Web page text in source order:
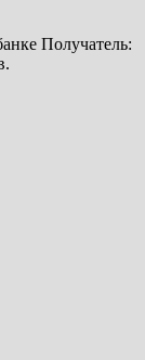
Получатель: